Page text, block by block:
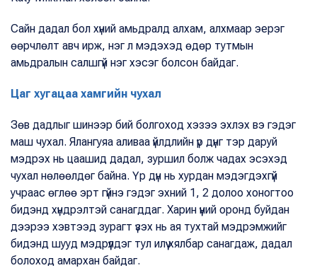
Сайн дадал бол хүний амьдралд алхам, алхмаар эерэг
өөрчлөлт авч ирж, нэг л мэдэхэд өдөр тутмын
амьдралын салшгүй нэг хэсэг болсон байдаг.
Цаг хугацаа хамгийн чухал
Зөв дадлыг шинээр бий болгоход хэзээ эхлэх вэ гэдэг
маш чухал. Ялангуяа аливаа үйлдлийн үр дүнг тэр даруй
мэдрэх нь цаашид дадал, зуршил болж чадах эсэхэд
чухал нөлөөлдөг байна. Үр дүн нь хурдан мэдэгдэхгүй
учраас өглөө эрт гүйнэ гэдэг эхний 1, 2 долоо хоногтоо
бидэнд хүндрэлтэй санагддаг. Харин үүний оронд буйдан
дээрээ хэвтээд зурагт үзэх нь ая тухтай мэдрэмжийг
бидэнд шууд мэдрүүлдэг тул илүү хялбар санагдаж, дадал
болоход амархан байдаг.